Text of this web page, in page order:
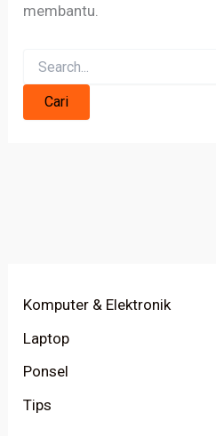
membantu.
Komputer & Elektronik
Laptop
Ponsel
Tips